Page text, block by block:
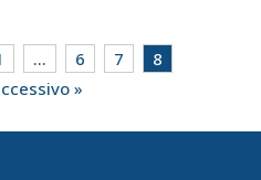
… 6 7
8
»